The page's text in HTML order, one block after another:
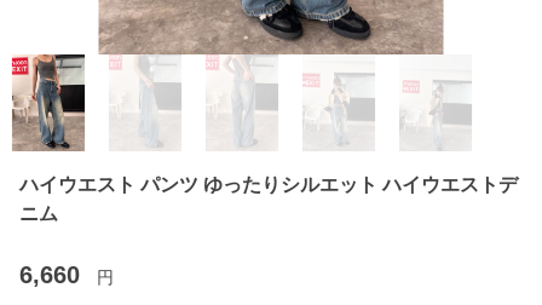
ハイウエスト パンツ ゆったりシルエット ハイウエストデ
ニム
6,660 円